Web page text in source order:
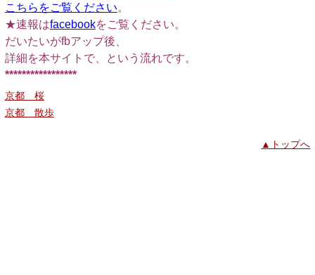
こちらをご覧ください。
★速報はfacebookをご覧ください。
だいたいがfbアップ後、
詳細を本サイトで、という流れです。
*****************
京都 桜
京都 散歩
▲トップへ